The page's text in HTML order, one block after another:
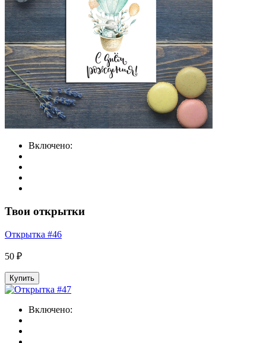
Включено:
Твои открытки
Открытка #46
50 ₽
Купить
Включено: